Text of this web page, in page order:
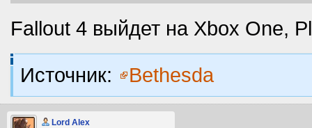
Fallout 4 выйдет на Xbox One,
Источник: Bethesda
Lord Alex